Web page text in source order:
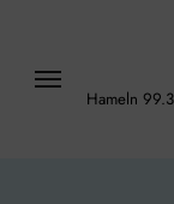
content
Hameln